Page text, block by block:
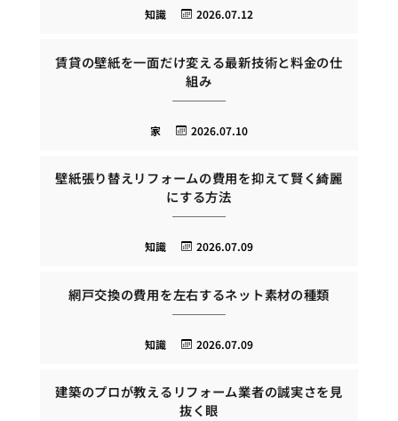
2026.07.12
知識
賃貸の壁紙を一面だけ変える最新技術と料金の仕
組み
2026.07.10
家
壁紙張り替えリフォームの費用を抑えて賢く綺麗
にする方法
2026.07.09
知識
網戸交換の費用を左右するネット素材の種類
2026.07.09
知識
建築のプロが教えるリフォーム業者の誠実さを見
抜く眼